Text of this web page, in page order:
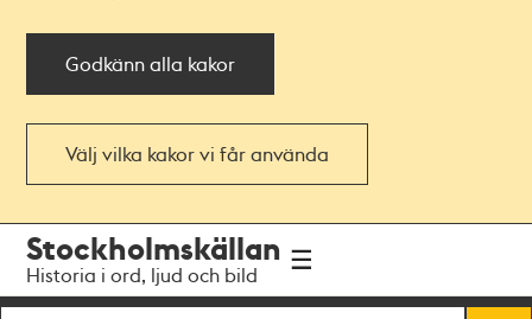
Godkänn alla kakor
Välj vilka kakor vi får använda
navigationen
huvudinnehållet
Stockholmskällan
Historia i ord, ljud och bild